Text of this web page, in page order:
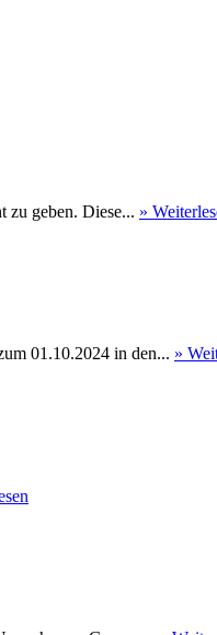
zu geben. Diese... »
01.10.2024 in den... »